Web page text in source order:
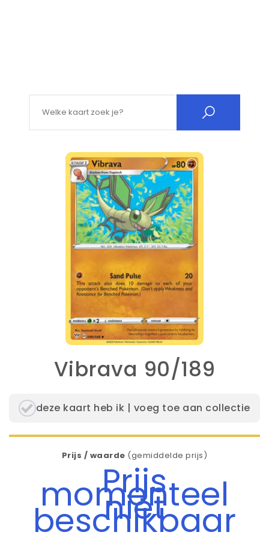
Vibrava 90/189
deze kaart heb ik | voeg toe aan collectie
Prijs / waarde (gemiddelde prijs)
Prijs
momenteel
niet
beschikbaar